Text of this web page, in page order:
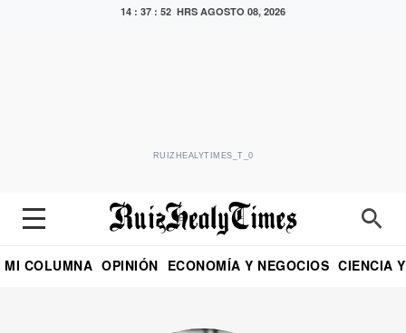
14 : 37 : 54 HRS AGOSTO 08, 2026
RUIZHEALYTIMES_T_0
MI COLUMNA OPINIÓN ECONOMÍA Y NEGOCIOS CIENCIA